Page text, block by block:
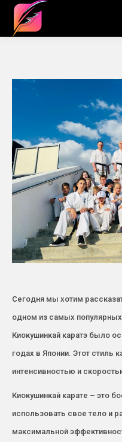
Сегодня мы хотим
одном из самых
Киокушинкай каратэ было
годах в Японии. Этот стиль
интенсивностью и
Киокушинкай карате – это
использовать свое тело и
максимальной